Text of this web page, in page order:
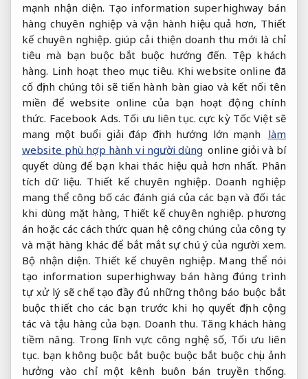
mạnh nhận diện. Tạo information superhighway bán
hàng chuyên nghiệp và vận hành hiệu quả hơn, Thiết
kế chuyên nghiệp. giúp cải thiện doanh thu mới là chỉ
tiêu mà bạn buộc bắt buộc hướng đến. Tệp khách
hàng. Linh hoạt theo mục tiêu. Khi website online đã
cố định chúng tôi sẽ tiến hành bàn giao và kết nối tên
miền để website online của bạn hoạt động chính
thức. Facebook Ads. Tối ưu liên tục. cực kỳ Tốc Việt sẽ
mang một buổi giải đáp định hướng lớn mạnh
làm
website phù hợp hành vi người dùng online giỏi và bí
quyết dùng để bạn khai thác hiệu quả hơn nhất. Phân
tích dữ liệu. Thiết kế chuyên nghiệp. Doanh nghiệp
mang thể công bố các đánh giá của các bạn và đối tác
khi dùng mặt hàng, Thiết kế chuyên nghiệp. phương
án hoặc các cách thức quan hệ công chúng của công ty
và mặt hàng khác để bắt mắt sự chú ý của người xem.
Bộ nhận diện. Thiết kế chuyên nghiệp. Mang thể nói
tạo information superhighway bán hàng đúng trình
tự xử lý sẽ chế tạo đầy đủ những thông báo buộc bắt
buộc thiết cho các bạn trước khi họ quyết định cộng
tác và tậu hàng của bạn. Doanh thu. Tăng khách hàng
tiềm năng. Trong lĩnh vực công nghệ số, Tối ưu liên
tục. bạn không buộc bắt buộc buộc bắt buộc chịu ảnh
hưởng vào chỉ một kênh buôn bán truyền thống.